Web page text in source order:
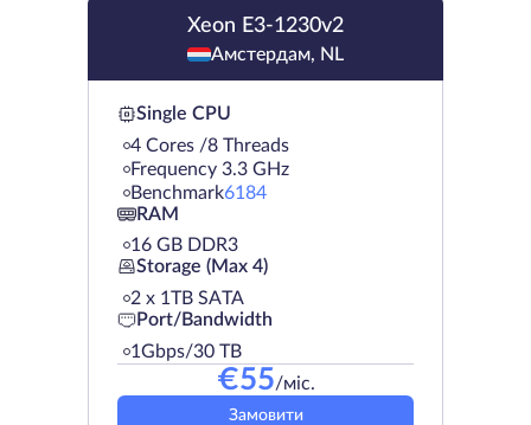
Xeon E3-1230v2
Амстердам, NL
Single CPU
4 Cores /8 Threads
Frequency 3.3 GHz
Benchmark6184
RAM
16 GB DDR3
Storage (Max 4)
2 х 1TB SATA
Port/Bandwidth
1Gbps/30 TB
€55/міс.
Замовити